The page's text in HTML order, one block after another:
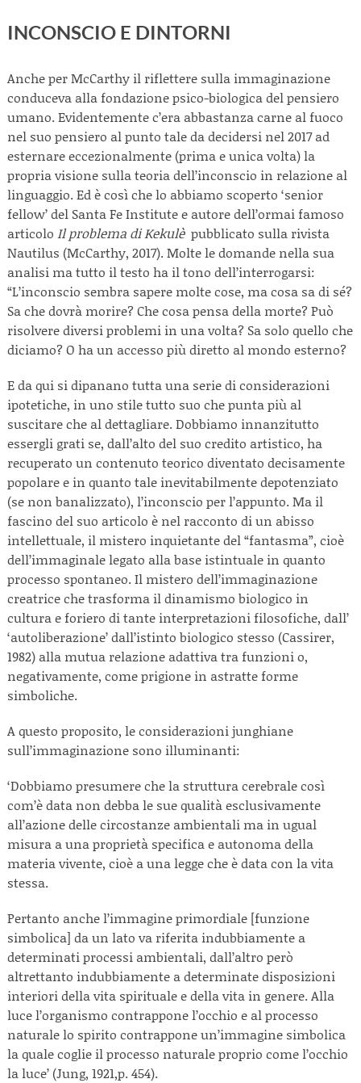
INCONSCIO E DINTORNI
Anche per McCarthy il riflettere sulla immaginazione
conduceva alla fondazione psico-biologica del pensiero
umano. Evidentemente c’era abbastanza carne al fuoco
nel suo pensiero al punto tale da decidersi nel 2017 ad
esternare eccezionalmente (prima e unica volta) la
propria visione sulla teoria dell’inconscio in relazione al
linguaggio. Ed è così che lo abbiamo scoperto ‘senior
fellow’ del Santa Fe Institute e autore dell’ormai famoso
articolo Il problema di Kekulèpubblicato sulla rivista
Nautilus (McCarthy, 2017). Molte le domande nella sua
analisi ma tutto il testo ha il tono dell’interrogarsi:
“L’inconscio sembra sapere molte cose, ma cosa sa di sé?
Sa che dovrà morire? Che cosa pensa della morte? Può
risolvere diversi problemi in una volta? Sa solo quello che
diciamo? O ha un accesso più diretto al mondo esterno?
E da qui si dipanano tutta una serie di considerazioni
ipotetiche, in uno stile tutto suo che punta più al
suscitare che al dettagliare. Dobbiamo innanzitutto
essergli grati se, dall’alto del suo credito artistico, ha
recuperato un contenuto teorico diventato decisamente
popolare e in quanto tale inevitabilmente depotenziato
(se non banalizzato), l’inconscio per l’appunto. Ma il
fascino del suo articolo è nel racconto di un abisso
intellettuale, il mistero inquietante del “fantasma”, cioè
dell’immaginale legato alla base istintuale in quanto
processo spontaneo. Il mistero dell’immaginazione
creatrice che trasforma il dinamismo biologico in
cultura e foriero di tante interpretazioni filosofiche, dall’
‘autoliberazione’ dall’istinto biologico stesso (Cassirer,
1982) alla mutua relazione adattiva tra funzioni o,
negativamente, come prigione in astratte forme
simboliche.
A questo proposito, le considerazioni junghiane
sull’immaginazione sono illuminanti:
‘Dobbiamo presumere che la struttura cerebrale così
com’è data non debba le sue qualità esclusivamente
all’azione delle circostanze ambientali ma in ugual
misura a una proprietà specifica e autonoma della
materia vivente, cioè a una legge che è data con la vita
stessa.
Pertanto anche l’immagine primordiale [funzione
simbolica] da un lato va riferita indubbiamente a
determinati processi ambientali, dall’altro però
altrettanto indubbiamente a determinate disposizioni
interiori della vita spirituale e della vita in genere. Alla
luce l’organismo contrappone l’occhio e al processo
naturale lo spirito contrappone un’immagine simbolica
la quale coglie il processo naturale proprio come l’occhio
la luce’ (Jung, 1921,p. 454).